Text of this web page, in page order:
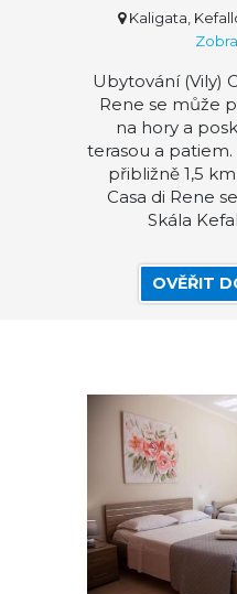
Kaligata,
Ubytování (Vily)
Rene se může
na hory a
terasou a patiem.
přibližně 1,5
Casa di Rene
Skála
OVĚŘIT